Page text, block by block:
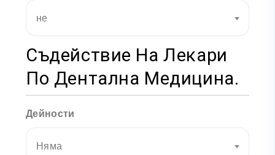
не
Съдействие На Лекари
По Дентална Медицина.
Дейности
Няма